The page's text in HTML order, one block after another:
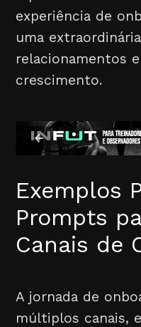
experiência de
uma
relacionamentos
crescimento.
Exemplos
Prompts
Canais de
A jornada de
múltiplos canais,